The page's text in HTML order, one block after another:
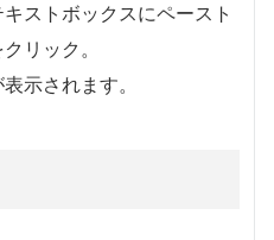
ストボックスにペースト
リック。
示されます。